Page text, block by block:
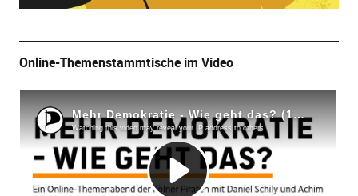
Online-Themenstammtische im Video